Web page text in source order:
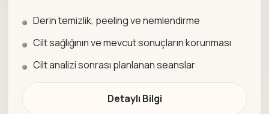
Derin temizlik, peeling ve nemlendirme
Cilt sağlığının ve mevcut sonuçların korunması
Cilt analizi sonrası planlanan seanslar
Detaylı Bilgi